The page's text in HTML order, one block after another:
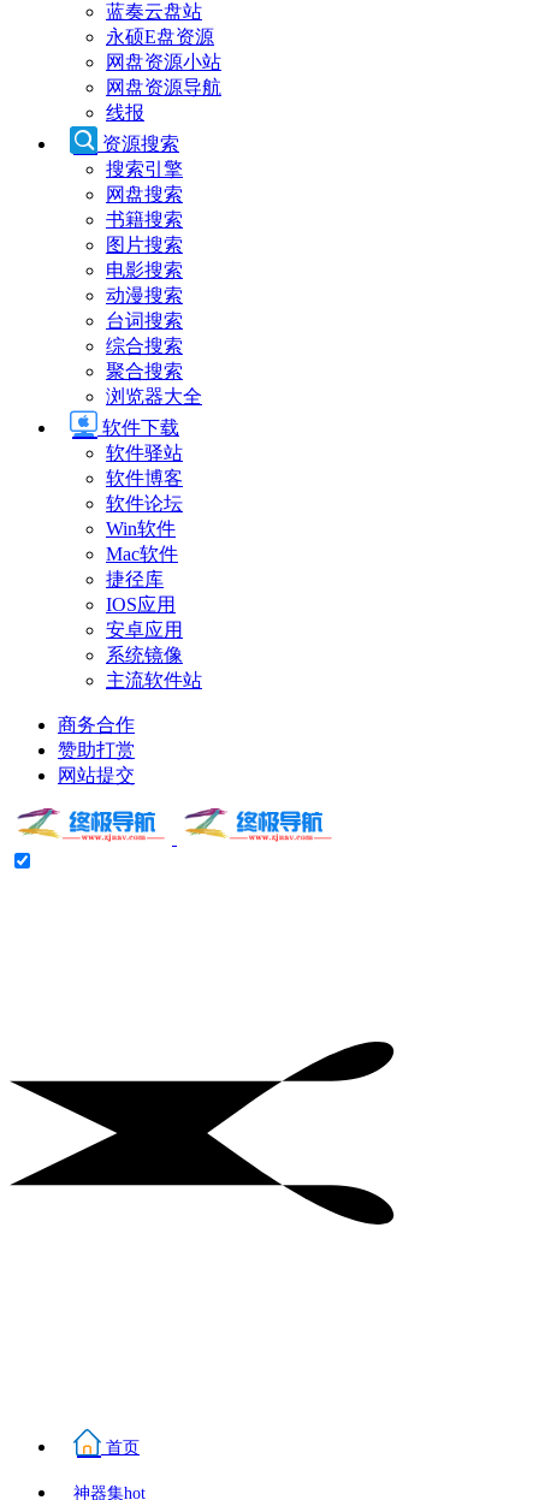
蓝奏云盘站
永硕E盘资源
网盘资源小站
网盘资源导航
线报
资源搜索
搜索引擎
网盘搜索
书籍搜索
图片搜索
电影搜索
动漫搜索
台词搜索
综合搜索
聚合搜索
浏览器大全
软件下载
软件驿站
软件博客
软件论坛
Win软件
Mac软件
捷径库
IOS应用
安卓应用
系统镜像
主流软件站
商务合作
赞助打赏
网站提交
首页
神器集hot